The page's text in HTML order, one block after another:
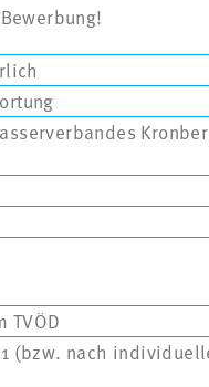
TVÖD
(bzw. nach